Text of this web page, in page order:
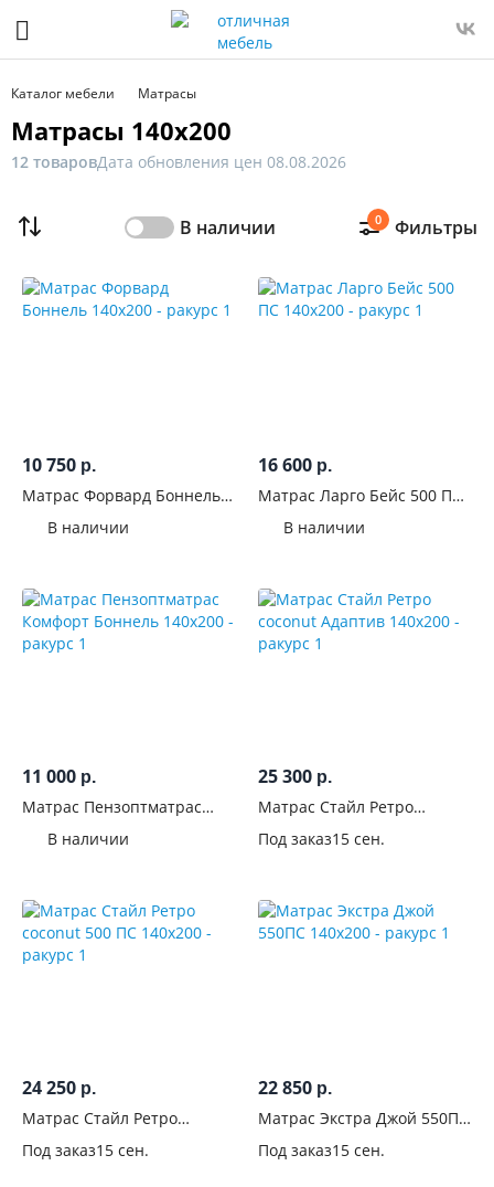
Каталог мебели Матрасы
Матрасы 140x200
12 товаровДата обновления цен 08.08.2026
В наличии Фильтры
0
10 750 р.
Матрас Форвард Боннель
В наличии
16 600 р.
Матрас Ларго Бейс 500 ПС
В наличии
11 000 р.
Матрас Пензоптматрас
В наличии
25 300 р.
Матрас Стайл Ретро
Под заказ15 сен.
24 250 р.
Матрас Стайл Ретро
Под заказ15 сен.
22 850 р.
Матрас Экстра Джой 550ПС
Под заказ15 сен.
Фильтр
Только
наличии
От
Ширина,
см
Длина,
Высота,
Количество
спальных
мест
Жёсткость
Пружинный